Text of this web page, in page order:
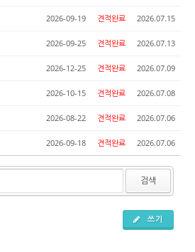
2026-09-19 견적완료 2026.07.15
2026-09-25 견적완료 2026.07.13
2026-12-25 견적완료 2026.07.09
2026-10-15 견적완료 2026.07.08
2026-08-22 견적완료 2026.07.06
2026-09-18 견적완료 2026.07.06
검색
쓰기